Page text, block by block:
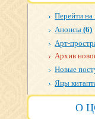
Перейти на
Анонсы(6)
Арт-
Архив
Новые
Яңы
О